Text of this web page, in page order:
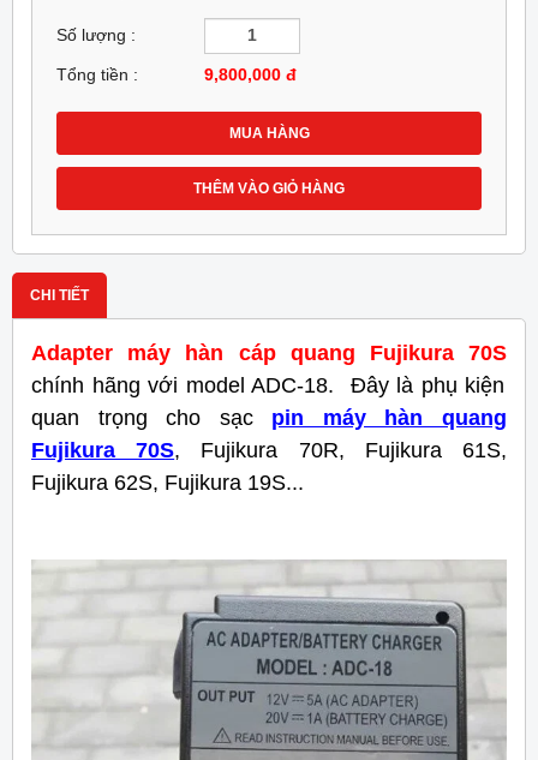
Số lượng :
Tổng tiền : 9,800,000 đ
MUA HÀNG
THÊM VÀO GIỎ HÀNG
CHI TIẾT
Adapter máy hàn cáp quang Fujikura 70S
chính hãng với model ADC-18. Đây là phụ kiện
quan trọng cho sạc pin máy hàn quang
Fujikura 70S, Fujikura 70R, Fujikura 61S,
Fujikura 62S, Fujikura 19S...